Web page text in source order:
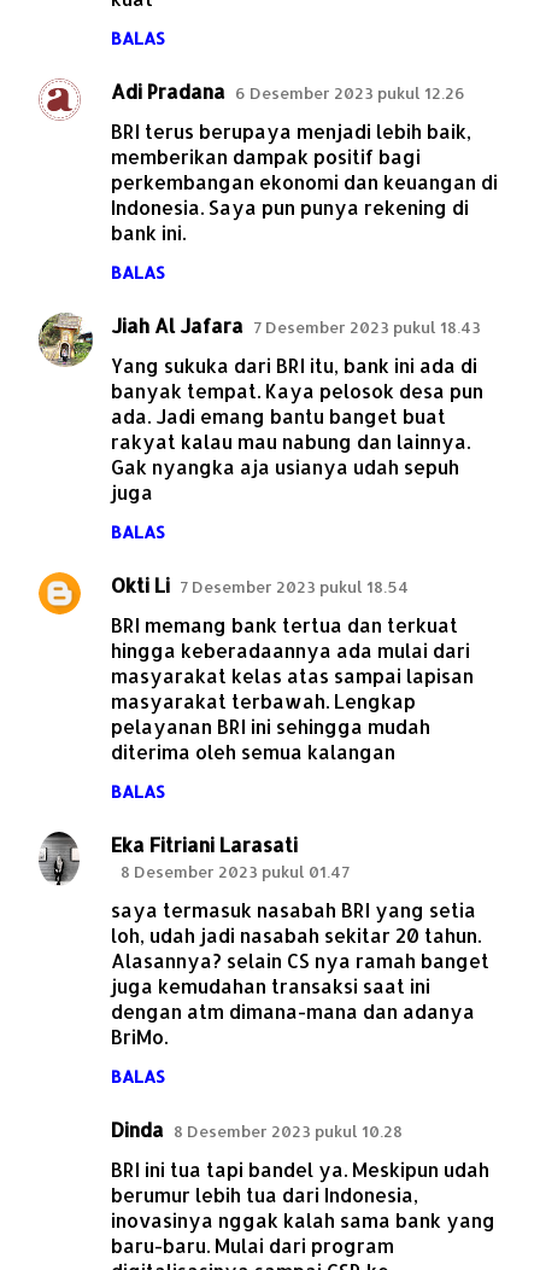
BALAS
Adi Pradana 6 Desember 2023 pukul 12.26
BRI terus berupaya menjadi lebih baik,
memberikan dampak positif bagi
perkembangan ekonomi dan keuangan di
Indonesia. Saya pun punya rekening di
bank ini.
BALAS
Jiah Al Jafara 7 Desember 2023 pukul 18.43
Yang sukuka dari BRI itu, bank ini ada di
banyak tempat. Kaya pelosok desa pun
ada. Jadi emang bantu banget buat
rakyat kalau mau nabung dan lainnya.
Gak nyangka aja usianya udah sepuh
juga
BALAS
Okti Li 7 Desember 2023 pukul 18.54
BRI memang bank tertua dan terkuat
hingga keberadaannya ada mulai dari
masyarakat kelas atas sampai lapisan
masyarakat terbawah. Lengkap
pelayanan BRI ini sehingga mudah
diterima oleh semua kalangan
BALAS
Eka Fitriani Larasati
8 Desember 2023 pukul 01.47
saya termasuk nasabah BRI yang setia
loh, udah jadi nasabah sekitar 20 tahun.
Alasannya? selain CS nya ramah banget
juga kemudahan transaksi saat ini
dengan atm dimana-mana dan adanya
BriMo.
BALAS
Dinda 8 Desember 2023 pukul 10.28
BRI ini tua tapi bandel ya. Meskipun udah
berumur lebih tua dari Indonesia,
inovasinya nggak kalah sama bank yang
baru-baru. Mulai dari program